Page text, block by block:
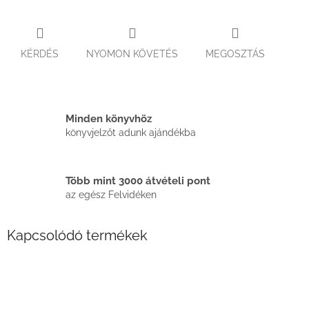
KÉRDÉS NYOMON KÖVETÉS MEGOSZTÁS
Minden könyvhöz
könyvjelzőt adunk ajándékba
Több mint 3000 átvételi pont
az egész Felvidéken
Kapcsolódó termékek